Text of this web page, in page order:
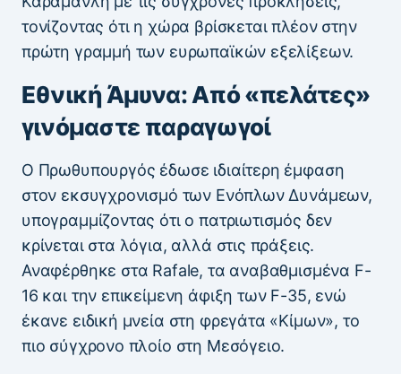
τονίζοντας ότι η χώρα βρίσκεται πλέον στην
πρώτη γραμμή των ευρωπαϊκών εξελίξεων.
Εθνική Άμυνα: Από «πελάτες»
γινόμαστε παραγωγοί
Ο Πρωθυπουργός έδωσε ιδιαίτερη έμφαση
στον εκσυγχρονισμό των Ενόπλων Δυνάμεων,
υπογραμμίζοντας ότι ο πατριωτισμός δεν
κρίνεται στα λόγια, αλλά στις πράξεις.
Αναφέρθηκε στα Rafale, τα αναβαθμισμένα F-
16 και την επικείμενη άφιξη των F-35, ενώ
έκανε ειδική μνεία στη φρεγάτα «Κίμων», το
πιο σύγχρονο πλοίο στη Μεσόγειο.